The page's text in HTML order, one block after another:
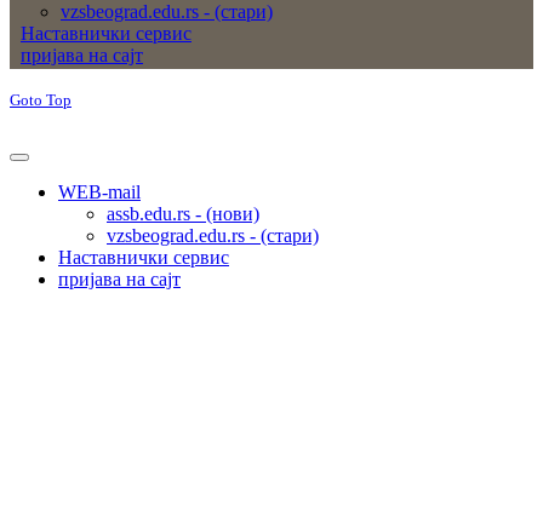
vzsbeograd.edu.rs - (стари)
Наставнички сервис
пријава на сајт
Goto Top
WEB-mail
assb.edu.rs - (нови)
vzsbeograd.edu.rs - (стари)
Наставнички сервис
пријава на сајт